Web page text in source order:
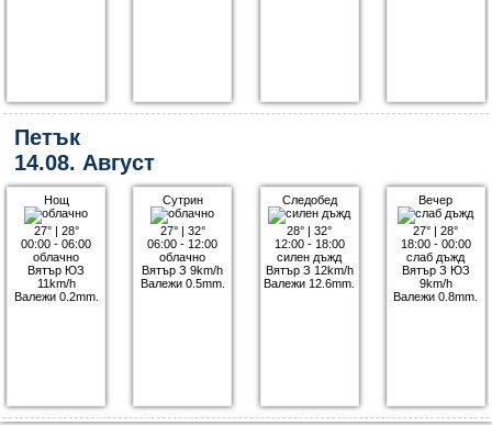
Петък
14.08. Август
Нощ
27°| 28°
00:00 - 06:00
облачно
Вятър ЮЗ
11km/h
Валежи 0.2mm.
Сутрин
27°| 32°
06:00 - 12:00
облачно
Вятър З 9km/h
Валежи 0.5mm.
Следобед
28° |32°
12:00 - 18:00
силен дъжд
Вятър З 12km/h
Валежи 12.6mm.
Вечер
27° |28°
18:00 - 00:00
слаб дъжд
Вятър З ЮЗ
9km/h
Валежи 0.8mm.